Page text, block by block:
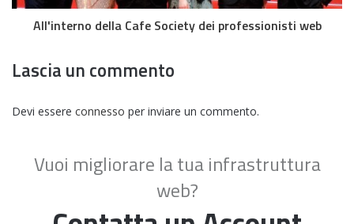
All'interno della Cafe Society dei professionisti web
Lascia un commento
Devi essere connesso per inviare un commento.
Vuoi migliorare la tua infrastruttura
web?